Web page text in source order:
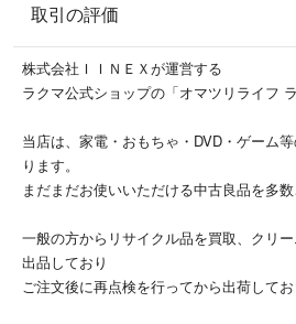
取引の評価
株式会社ＩＩＮＥＸが運営する
ラクマ公式ショップの「オマツリライフ
当店は、家電・おもちゃ・DVD・ゲーム
ります。
まだまだお使いいただける中古良品を多数
一般の方からリサイクル品を買取、クリ
出品しており
ご注文後に再点検を行ってから出荷してお